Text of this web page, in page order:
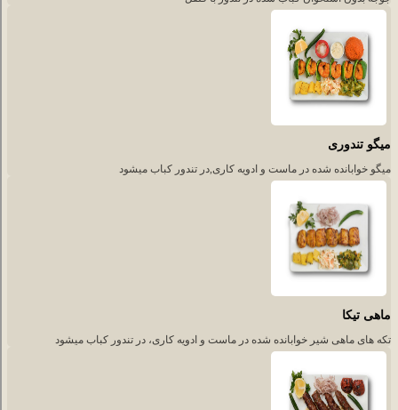
میگو تندوری
میگو خوابانده شده در ماست و ادویه کاری,در تندور کباب میشود
ماهی تیکا
تکه های ماهی شیر خوابانده شده در ماست و ادویه کاری، در تندور کباب میشود